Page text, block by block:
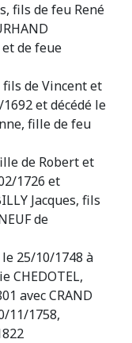
fils de feu René
de feue
fils de Vincent et
1692 et décédé le
fille de feu
de Robert et
1726 et
Jacques, fils
de
25/10/1748 à
CHEDOTEL,
avec CRAND
11/1758,